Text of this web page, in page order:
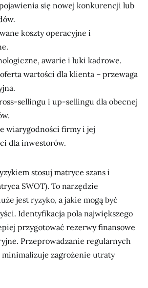
się nowej konkurencji lub
koszty operacyjne i
awarie i luki kadrowe.
wartości dla klienta – przewaga
sellingu i up-sellingu dla obecnej
wiarygodności firmy i jej
dla inwestorów.
stosuj matryce szans i
SWOT). To narzędzie
jest ryzyko, a jakie mogą być
Identyfikacja pola największego
przygotować rezerwy finansowe
Przeprowadzanie regularnych
minimalizuje zagrożenie utraty